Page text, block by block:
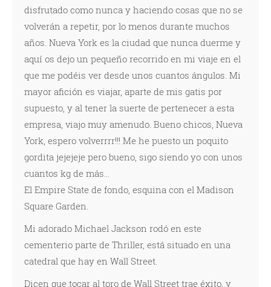
disfrutado como nunca y haciendo cosas que no se
volverán a repetir, por lo menos durante muchos
años. Nueva York es la ciudad que nunca duerme y
aquí os dejo un pequeño recorrido en mi viaje en el
que me podéis ver desde unos cuantos ángulos. Mi
mayor afición es viajar, aparte de mis gatis por
supuesto, y al tener la suerte de pertenecer a esta
empresa, viajo muy amenudo. Bueno chicos, Nueva
York, espero volverrrr!!! Me he puesto un poquito
gordita jejejeje pero bueno, sigo siendo yo con unos
cuantos kg de más...
El Empire State de fondo, esquina con el Madison
Square Garden.
Mi adorado Michael Jackson rodó en este
cementerio parte de Thriller, está situado en una
catedral que hay en Wall Street.
Dicen que tocar al toro de Wall Street trae éxito, y